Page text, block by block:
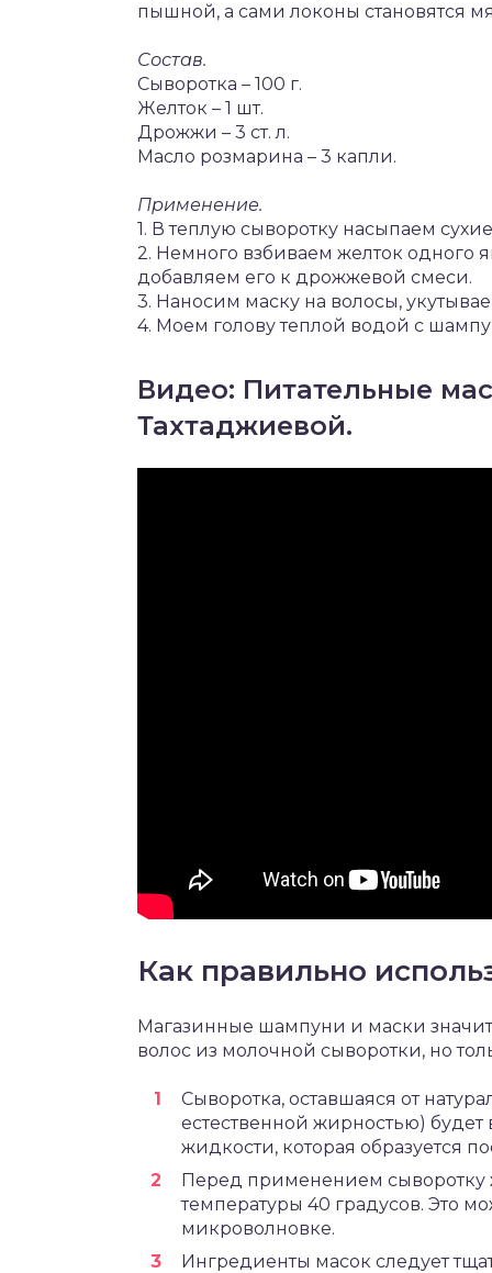
пышной, а сами локоны становятся
Состав.
Сыворотка – 100 г.
Желток – 1 шт.
Дрожжи – 3 ст. л.
Масло розмарина – 3 капли.
Применение.
1. В теплую сыворотку насыпаем
2. Немного взбиваем желток
добавляем его к дрожжевой смеси.
3. Наносим маску на волосы,
4. Моем голову теплой водой с
Видео: Питательные
Тахтаджиевой.
Как правильно
Магазинные шампуни и маски
волос из молочной сыворотки, но
Сыворотка, оставшаяся от
естественной жирностью)
жидкости, которая образуется
Перед применением сыворотку
температуры 40 градусов. Это
микроволновке.
Ингредиенты масок следует